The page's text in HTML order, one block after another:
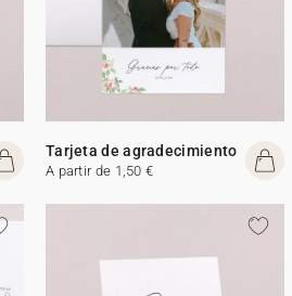
Tarjeta de agradecimiento
A partir de 1,50 €